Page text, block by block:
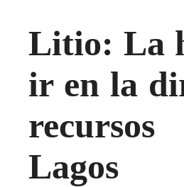
Litio: La
ir en la
Lagos